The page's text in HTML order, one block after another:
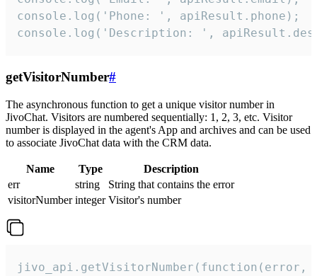
console.log('Phone: ', apiResult.phone);
console.log('Description: ',
getVisitorNumber#
The asynchronous function to get a unique visitor number in
JivoChat. Visitors are numbered sequentially: 1, 2, 3, etc. Visitor
number is displayed in the agent's App and archives and can be used
to associate JivoChat data with the CRM data.
Name Type
Description
err
string
String that contains the error
visitorNumber integer Visitor's number
jivo_api.getVisitorNumber(function(error,